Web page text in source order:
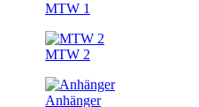
MTW 1
MTW 2
Anhänger